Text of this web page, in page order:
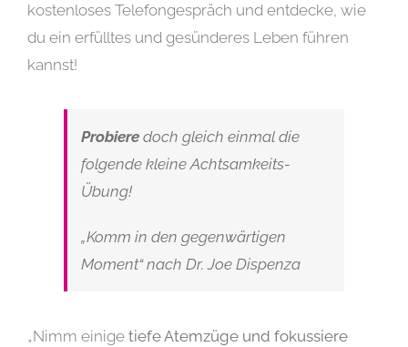
kostenloses Telefongespräch und entdecke, wie
du ein erfülltes und gesünderes Leben führen
kannst!
Probiere doch gleich einmal die
folgende kleine Achtsamkeits-
Übung!
„Komm in den gegenwärtigen
Moment“ nach Dr. Joe Dispenza
„Nimm einige tiefe Atemzüge und fokussiere